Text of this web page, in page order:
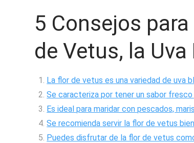
5 Consejos
de Vetus, la
La flor de vetus es una variedad de uva
Se caracteriza por tener un sabor
Es ideal para maridar con pescados,
Se recomienda servir la flor de vetus
Puedes disfrutar de la flor de vetus